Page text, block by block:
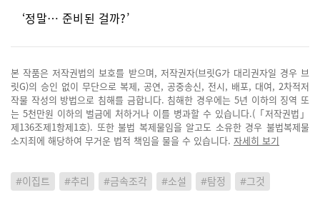
‘정말… 준비된 걸까?’
본 작품은 저작권법의 보호를 받으며, 저작권자(브릿G가 대리권자일 경우 브
릿G)의 승인 없이 무단으로 복제, 공연, 공중송신, 전시, 배포, 대여, 2차적저
작물 작성의 방법으로 침해를 금합니다. 침해한 경우에는 5년 이하의 징역 또
는 5천만원 이하의 벌금에 처하거나 이를 병과할 수 있습니다.(「저작권법」
제136조제1항제1호). 또한 불법 복제물임을 알고도 소유한 경우 불법복제물
소지죄에 해당하여 무거운 법적 책임을 물을 수 있습니다. 자세히 보기
#이집트 #추리 #금속조각 #소설 #탐정 #그것